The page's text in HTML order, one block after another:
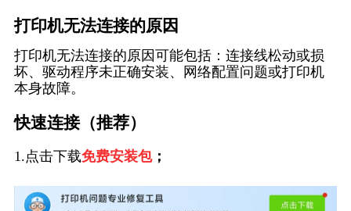
打印机无法连接的原因
打印机无法连接的原因可能包括：连接线松动或损
坏、驱动程序未正确安装、网络配置问题或打印机
本身故障。
快速连接（推荐）
1.点击下载免费安装包；